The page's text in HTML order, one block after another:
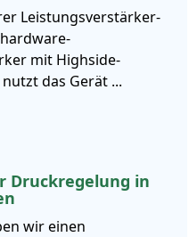
Leistungsverstärker-
mit Highside-
das Gerät ...
Druckregelung in
wir einen